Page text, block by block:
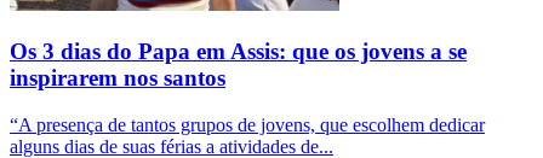
Os 3 dias do Papa em Assis: que os jovens a se
inspirarem nos santos
“A presença de tantos grupos de jovens, que escolhem dedicar
alguns dias de suas férias a atividades de...